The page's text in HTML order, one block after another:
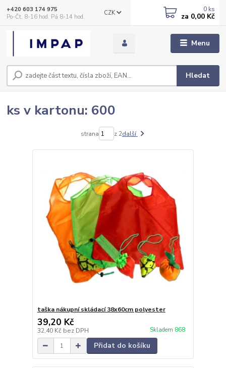
Menu
CZK
Hledat
+420 603 174 975
Po-Čt, 8-16 hod. Pá 8-14 hod.
0 ks
za 0,00 Kč
ks v kartonu: 600
strana z 2další
taška nákupní skládací 38x60cm polyester
39,20 Kč
32,40 Kč bez DPH Skladem 868
Přidat do košíku